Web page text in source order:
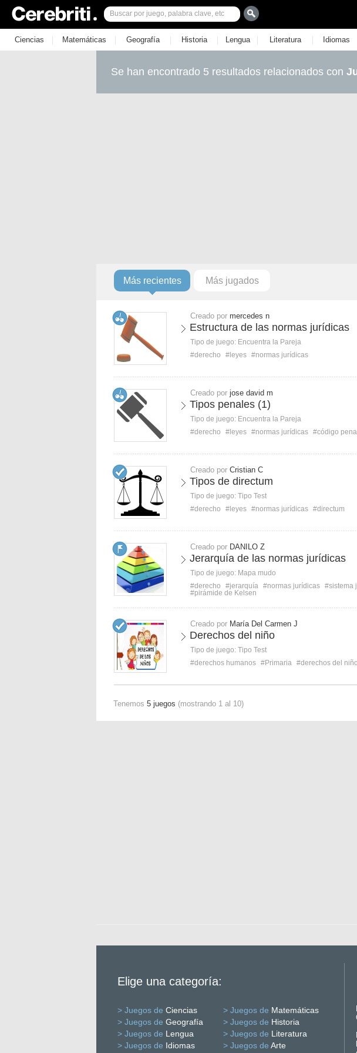
Ciencias | Matemáticas | Geografía | Historia | Lengua | Literatura | Idiomas
Se han encontrado 5 resultados relacionados con
Más recientes Más jugados
Creado por mercedes n
Estructura de las normas jurídicas
Tipo de juego: Encuentra la Pareja
#derecho
#leyes #normas jurídicas
Creado por jose david m
Tipos penales (1)
Tipo de juego: Encuentra la Pareja
#derecho
#leyes #normas jurídicas #código penal
Creado por Cristian C
Tipos de directum
Tipo de juego: Tipo Test
#derecho
#leyes #normas jurídicas #directum
Creado por DANILO Z
Jerarquía de las normas jurídicas
Tipo de juego: Mapa mudo
#derecho
#jerarquía #normas jurídicas #sistema
#pirámide de Kelsen
Creado por María Del Carmen J
Derechos del niño
Tipo de juego: Tipo Test
#derechos humanos #Primaria #derechos del niño
Tenemos 5 juegos (mostrando 1 al 10)
Elige una categoría:
> Juegos de Ciencias > Juegos de Matemáticas
> Juegos de Geografía > Juegos de Historia
> Juegos de Lengua > Juegos de Literatura
> Juegos de Idiomas > Juegos de Arte